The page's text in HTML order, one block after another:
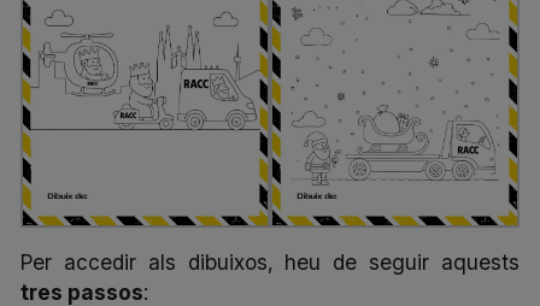
Per accedir als dibuixos, heu de seguir aquests
tres passos: